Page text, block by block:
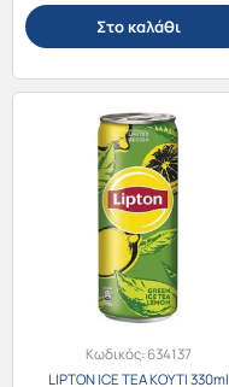
Στο καλάθι
Κωδικός:634137
LIPTON ICE TEA ΚΟΥΤΙ 330ml